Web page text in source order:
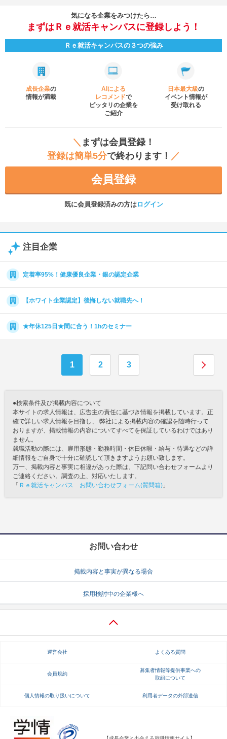
気になる企業をみつけたら…
まずはＲｅ就活キャンパスに登録しよう！
Ｒｅ就活キャンパスの３つの強み
成長企業の
情報が満載
AIによる
レコメンドで
ピッタリの企業を
ご紹介
日本最大級の
イベント情報が
受け取れる
＼ まずは会員登録！
登録は簡単5分で終わります！ ／
会員登録
既に会員登録済みの方はログイン
注目企業
定着率95%！健康優良企業・銀の認定企業
【ホワイト企業認定】後悔しない就職先へ！
★年休125日★間に合う！1hのセミナー
1 2 3
●検索条件及び掲載内容について
本サイトの求人情報は、広告主の責任に基づき情報を掲載しています。正
確で詳しい求人情報を目指し、 弊社による掲載内容の確認を随時行って
おりますが、掲載情報の内容についてすべてを保証しているわけではあり
ません。
就職活動の際には、雇用形態・勤務時間・休日休暇・給与・待遇などの詳
細情報をご自身で十分に確認して頂きますようお願い致します。
万一、掲載内容と事実に相違があった際は、下記問い合わせフォームより
ご連絡ください。調査の上、対応いたします。
「 Ｒｅ就活キャンパス お問い合わせフォーム(質問箱) 」
お問い合わせ
掲載内容と事実が異なる場合
採用検討中の企業様へ
運営会社 よくある質問
会員規約
募集者情報等提供事業への
取組について
個人情報の取り扱いについて 利用者データの外部送信